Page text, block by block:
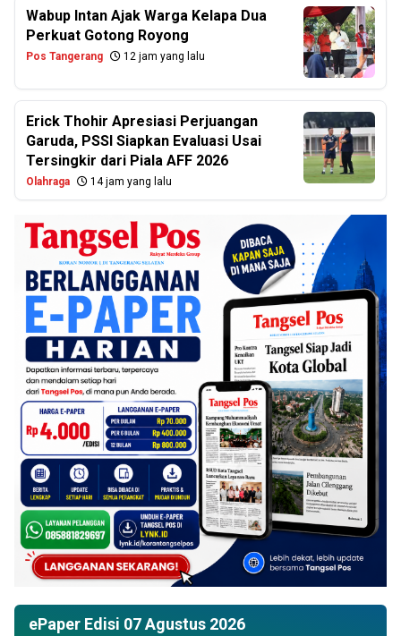
Wabup Intan Ajak Warga Kelapa Dua
Perkuat Gotong Royong
Pos Tangerang 12 jam yang lalu
Erick Thohir Apresiasi Perjuangan
Garuda, PSSI Siapkan Evaluasi Usai
Tersingkir dari Piala AFF 2026
Olahraga 14 jam yang lalu
ePaper Edisi 07 Agustus 2026